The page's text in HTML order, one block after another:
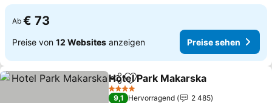
Ab € 73
Preise von 12 Websites anzeigen Preise sehen
TeilenZu Favoriten hinzufügen
Hotel Park Makarska
4 Sterne
9,1 Hervorragend
2 485